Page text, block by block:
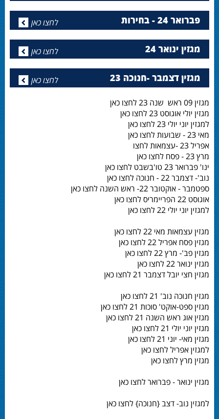
פברואר 24 - בחירות לחצו כאן
מגזין ינואר 24 לחצו כאן
מגזין דצמבר -חנוכה 23 לחצו כאן
מגזין 09 ראש שנה 23 לחצו כאן
מגזין יולי אוגוסט 23 לחצו כאן
למגזין יוני יולי 23 לחצו כאן
מאי 23 - שבועות לחצו כאן
אפריל 23 -עצמאות לחצו
מרץ 23 - פסח לחצו כאן
ינו' פברואר 23 טו'בשבט לחצו כאן
נוב'- דצמבר 22 - חנוכה לחצו כאן
ספטמבר - אוקטובר 22- ראש השנה לחצו כאן
אוגוסט 22 הפריימריס לחצו כאן
למגזין יוני יולי 22 לחצו כאן
מגזין עצמאות מאי 22 לחצו כאן
מגזין פסח אפריל 22 לחצו כאן
מגזין פב'- מרץ 22 לחצו כאן
מגזין ינואר 22 לחצו כאן
מגזין חצי יובל דצמבר 21 לחצו כאן
מגזין חנוכה נוב' 21 לחצו כאן
מגזין ספט-אוקט' סוכות 21 לחצו כאן
מגזין אוג ראש השנה 21 לחצו כאן
מגזין יוני יולי 21 לחצו כאן
מגזין מאי- יוני 21 לחצו כאן
למגזין אפריל לחצו כאן
מגזין מרץ לחצו כאן
מגזין ינואר - פברואר לחצו כאן
למגזין נוב- דצב {חנוכה} לחצו כאן